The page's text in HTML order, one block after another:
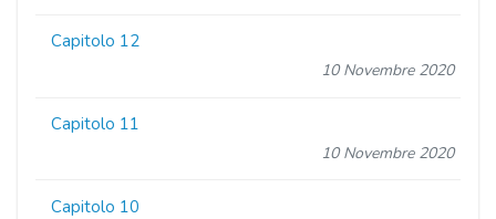
Capitolo 12
10 Novembre 2020
Capitolo 11
10 Novembre 2020
Capitolo 10